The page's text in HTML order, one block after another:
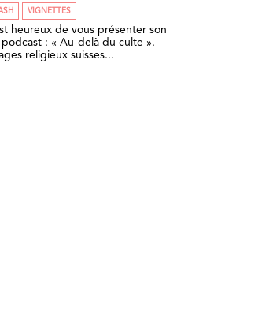
VIGNETTES
heureux de vous présenter son
podcast : « Au-delà du culte ».
religieux suisses...